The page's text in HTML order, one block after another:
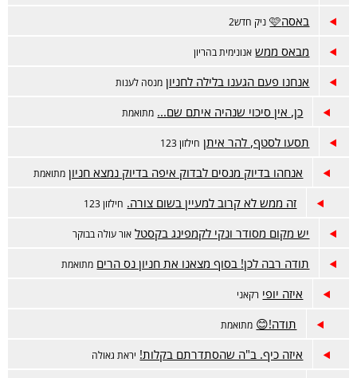
באסה🩷 ניק חדש2
מבאס ממש אנונימית בהריון
אנחנו פעם הגענו בלילה לחניון מנסה לענות
כן, אין סיכוי שנהיה איתם שם... מתואמת
תסעו לסטף, להר איתן חילזון 123
אנחהו בדיוק מנסים לבדוק איפה בדיוק נמצא חניון מתואמת
זה ממש לא קרוב למעיין בשום צורה. חילזון 123
יש מקום מסודר ונקי לקמפינג בקסטל אור עולה בבוקר
תודה רבה לכן! בסוף מצאנו את חניון נס הרים מתואמת
איזה יופי רקאני
תודה!😊 מתואמת
איזה כיף. ב"ה שהסתדרתם בקלות! יראת גאולה